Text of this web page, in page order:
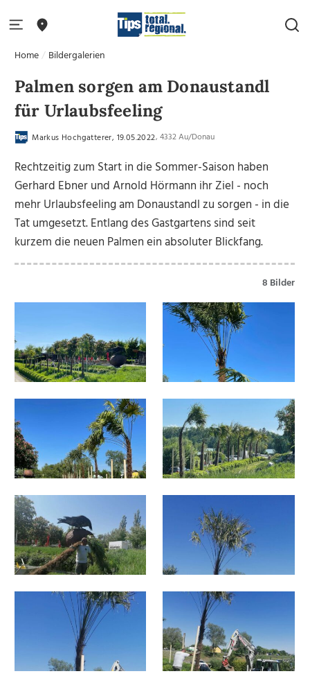
Home Bildergalerien
Palmen sorgen am Donaustandl
für Urlaubsfeeling
Markus Hochgatterer, 19.05.2022, 4332 Au/Donau
Rechtzeitig zum Start in die Sommer-Saison haben
Gerhard Ebner und Arnold Hörmann ihr Ziel - noch
mehr Urlaubsfeeling am Donaustandl zu sorgen - in die
Tat umgesetzt. Entlang des Gastgartens sind seit
kurzem die neuen Palmen ein absoluter Blickfang.
8 Bilder